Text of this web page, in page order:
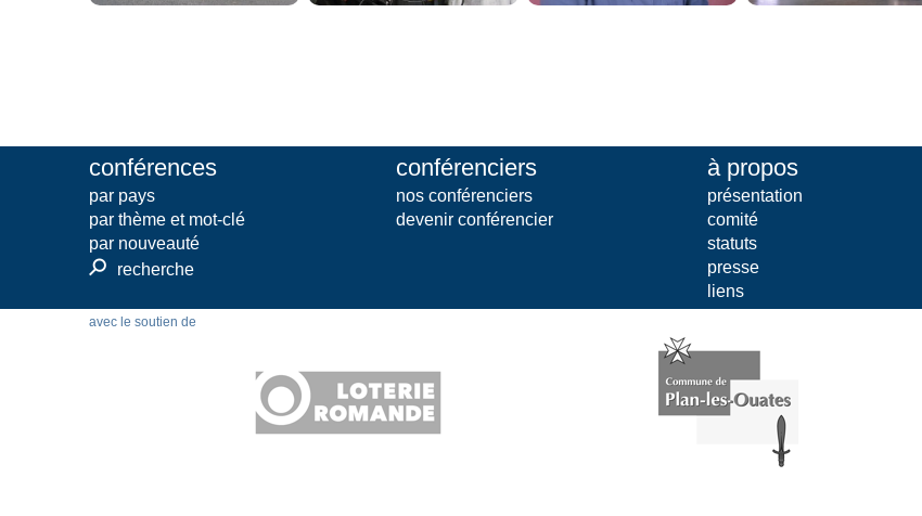
conférences
par pays
par thème et mot-clé
par nouveauté
⚲ recherche
conférenciers
nos conférenciers
devenir conférencier
à propos
présentation
comité
statuts
presse
liens
avec le soutien de